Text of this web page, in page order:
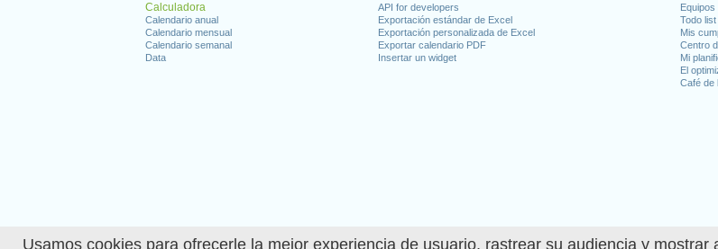
Usamos cookies para ofrecerle la mejor experiencia de usuario, rastrear su audiencia y mostrar
Calculadora
Calendario anual
Calendario mensual
Calendario semanal
Data
API for developers
Exportación estándar de Excel
Exportación personalizada de Excel
Exportar calendario PDF
Insertar un widget
Equipos
Todo list
Mis
Centro
Mi
El
Café de